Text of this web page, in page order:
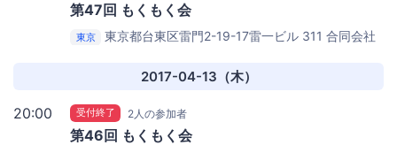
第47回 もくもく会
東京 東京都台東区雷門2-19-17雷一ビル 311 合同会社
2017-04-13（木）
20:00 受付終了 2人の参加者
第46回 もくもく会